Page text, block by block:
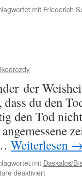
mit Friederich
der
dass du den
den Tod
Weiterlesen
mit Daskalos/
deaktiviertfür